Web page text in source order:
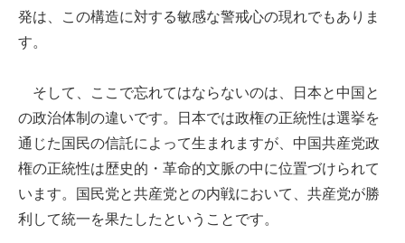
発は、この構造に対する敏感な警戒心の現れでもありま
す。
そして、ここで忘れてはならないのは、日本と中国と
の政治体制の違いです。日本では政権の正統性は選挙を
通じた国民の信託によって生まれますが、中国共産党政
権の正統性は歴史的・革命的文脈の中に位置づけられて
います。国民党と共産党との内戦において、共産党が勝
利して統一を果たしたということです。